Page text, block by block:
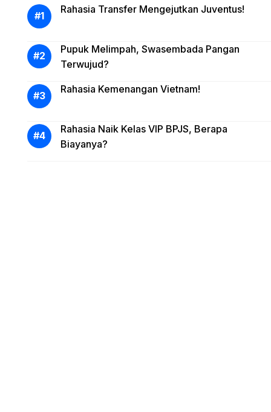
Rahasia Transfer Mengejutkan Juventus!
Pupuk Melimpah, Swasembada Pangan
Terwujud?
Rahasia Kemenangan Vietnam!
Rahasia Naik Kelas VIP BPJS, Berapa
Biayanya?